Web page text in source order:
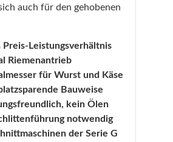
auch für den gehobenen
Preis-Leistungsverhältnis
Riemenantrieb
für Wurst und Käse
Bauweise
kein Ölen
notwendig
der Serie G